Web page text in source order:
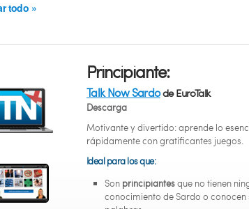
todo »
Principiante:
Talk Now Sardode EuroTalk
Descarga
Motivante y divertido: aprende lo
rápidamente con gratificantes juegos.
Ideal para los que:
Son principiantesque no tienen
conocimiento de Sardo o conocen